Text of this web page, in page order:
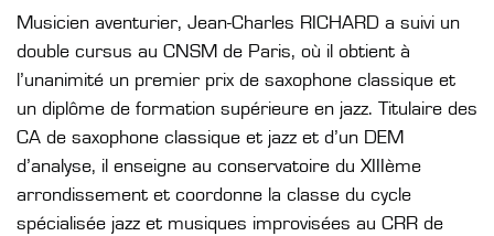
Musicien aventurier, Jean-Charles RICHARD a suivi un
double cursus au CNSM de Paris, où il obtient à
l’unanimité un premier prix de saxophone classique et
un diplôme de formation supérieure en jazz. Titulaire des
CA de saxophone classique et jazz et d’un DEM
d’analyse, il enseigne au conservatoire du XIIIème
arrondissement et coordonne la classe du cycle
spécialisée jazz et musiques improvisées au CRR de